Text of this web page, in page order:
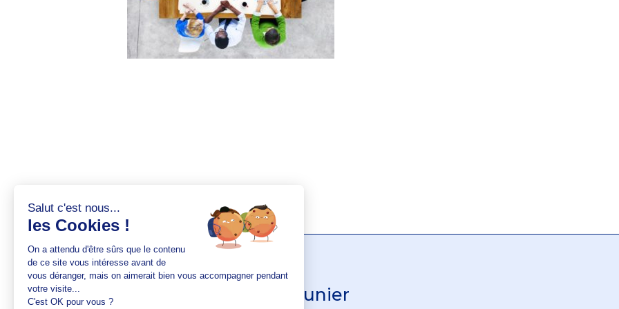
AUTEUR(S)
Elise Lesaunier